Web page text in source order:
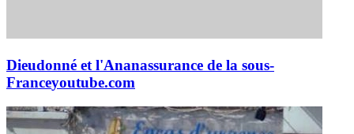
Dieudonné et l'Ananassurance de la sous-
Franceyoutube.com